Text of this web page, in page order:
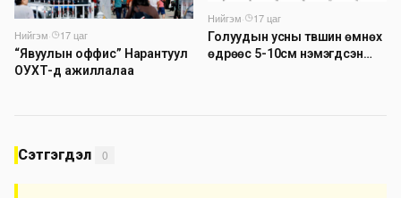
Нийгэм·
17 цаг
“Явуулын оффис” Нарантуул
ОУХТ-д ажиллалаа
Нийгэм·
17 цаг
Голуудын усны түвшин өмнөх
өдрөөс 5-10см нэмэгдсэн
Сэтгэгдэл 0